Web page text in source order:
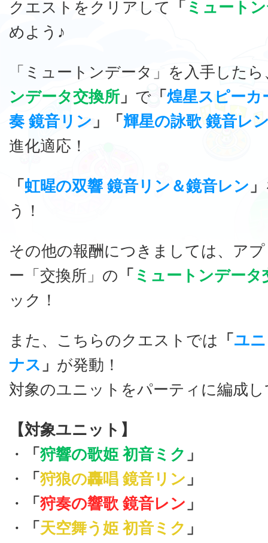
クエストをクリアして 「 ミュート
めよう♪
「ミュートンデータ」を入手したら
ンデータ交換所 」 で 「 煌星スピーカ
奏 鏡音リン 」「 輝星の詠歌 鏡音レ
進化適応！
「 虹暒の双響 鏡音リン＆鏡音レン 」
う！
その他の報酬につきましては、ア
ー「交換所」の 「 ミュートンデータ
ック！
また、こちらのクエストでは 「 ユ
ナス 」 が発動！
対象のユニットをパーティに編成
【対象ユニット】
・
「 狩響の歌姫 初音ミク 」
・
「 狩狼の轟唱 鏡音リン 」
・
「 狩奏の響歌 鏡音レン 」
・
「 天空舞う姫 初音ミク 」